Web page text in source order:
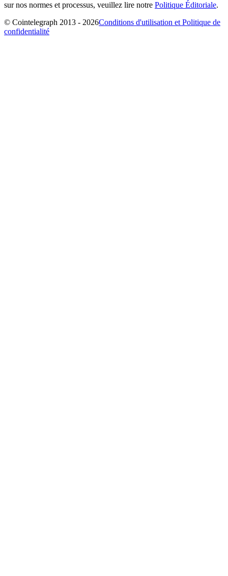
sur nos normes et processus, veuillez lire notre Politique Éditoriale.
© Cointelegraph 2013 - 2026Conditions d'utilisation et Politique de
confidentialité